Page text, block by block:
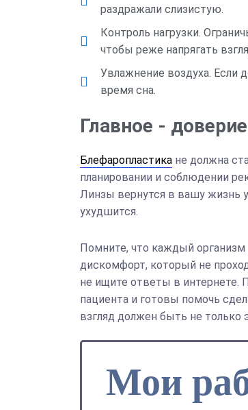
раздражали слизистую.
Контроль нагрузки.
чтобы реже напрягать
Увлажнение воздуха. Если
время сна.
Главное -
Блефаропластика не должна
планировании и соблюдении
Линзы вернутся в вашу жизнь
ухудшится.
Помните, что каждый организм
дискомфорт, который не
не ищите ответы в интернете.
пациента и готовы помочь
взгляд должен быть не
Мои